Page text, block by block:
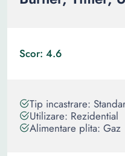
Scor: 4.6
Tip incastrare:
Utilizare: Rezidential
Alimentare plita: Gaz